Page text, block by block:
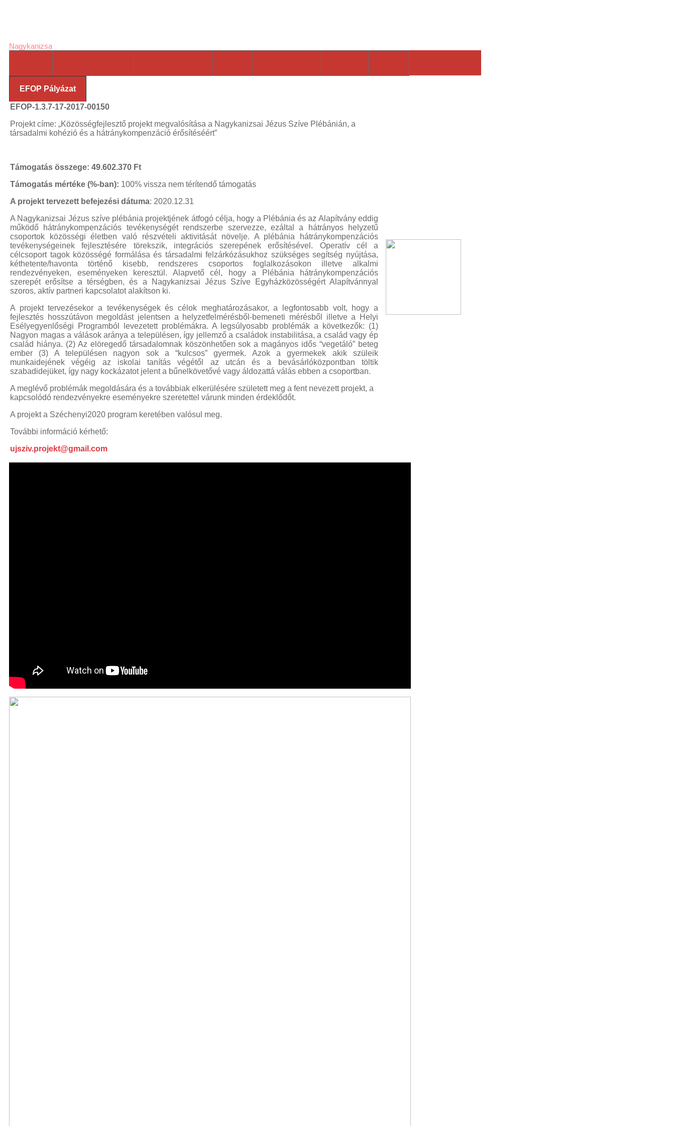
lasergreen
pointerviridian
laserlaser
catslaser
pointer
penmost
penlaser
pointers
green
laserviridian
lasermost
laserhigh
powered
laserblue
laser
pointerlaser
pointer for
catslaser
pointer
pointersgreen
laserviridian
laserlaser
pointer
penhigh
powered
laserblue
pointerlazer
pointerhigh
powered
laser
pointerdiode
Nagykanizsa
EFOP Pályázat
EFOP-1.3.7-17-2017-00150
Projekt címe: „Közösségfejlesztő projekt megvalósítása a Nagykanizsai Jézus Szíve Plébánián, a
társadalmi kohézió és a hátránykompenzáció érősítéséért”
Támogatás összege: 49.602.370 Ft
Támogatás mértéke (%-ban): 100% vissza nem térítendő támogatás
A projekt tervezett befejezési dátuma: 2020.12.31
A Nagykanizsai Jézus szíve plébánia projektjének átfogó célja, hogy a Plébánia és az Alapítvány eddig
működő hátránykompenzációs tevékenységét rendszerbe szervezze, ezáltal a hátrányos helyzetű
csoportok közösségi életben való részvételi aktivitását növelje. A plébánia hátránykompenzációs
tevékenységeinek fejlesztésére törekszik, integrációs szerepének erősítésével. Operatív cél a
célcsoport tagok közösségé formálása és társadalmi felzárkózásukhoz szükséges segítség nyújtása,
kéthetente/havonta történő kisebb, rendszeres csoportos foglalkozásokon illetve alkalmi
rendezvényeken, eseményeken keresztül. Alapvető cél, hogy a Plébánia hátránykompenzációs
szerepét erősítse a térségben, és a Nagykanizsai Jézus Szíve Egyházközösségért Alapítvánnyal
szoros, aktív partneri kapcsolatot alakítson ki.
A projekt tervezésekor a tevékenységek és célok meghatározásakor, a legfontosabb volt, hogy a
fejlesztés hosszútávon megoldást jelentsen a helyzetfelmérésből-bemeneti mérésből illetve a Helyi
Esélyegyenlőségi Programból levezetett problémákra. A legsúlyosabb problémák a következők: (1)
Nagyon magas a válások aránya a településen, így jellemző a családok instabilitása, a család vagy ép
család hiánya. (2) Az elöregedő társadalomnak köszönhetően sok a magányos idős “vegetáló” beteg
ember (3) A településen nagyon sok a “kulcsos” gyermek. Azok a gyermekek akik szüleik
munkaidejének végéig az iskolai tanítás végétől az utcán és a bevásárlóközpontban töltik
szabadidejüket, így nagy kockázatot jelent a bűnelkövetővé vagy áldozattá válás ebben a csoportban.
A meglévő problémák megoldására és a továbbiak elkerülésére született meg a fent nevezett projekt, a
kapcsolódó rendezvényekre eseményekre szeretettel várunk minden érdeklődőt.
A projekt a Széchenyi2020 program keretében valósul meg.
További információ kérhető:
ujsziv.projekt@gmail.com